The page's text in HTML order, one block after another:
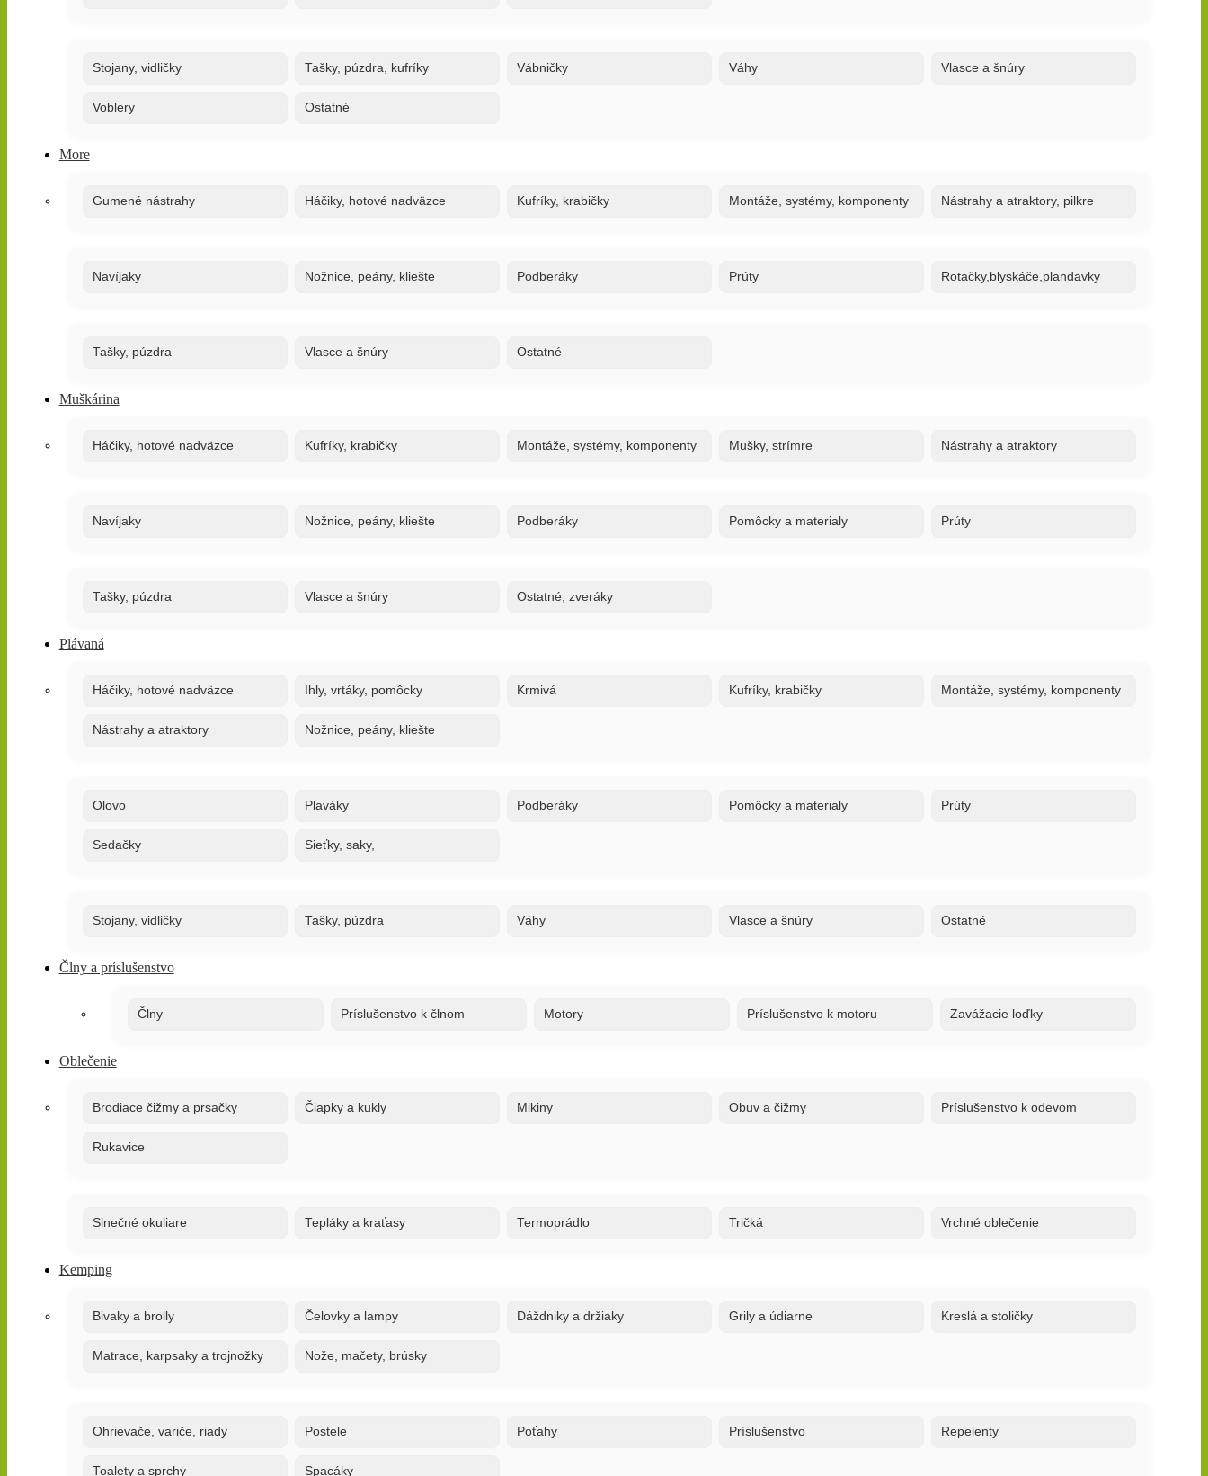
Stojany, vidličky Tašky, púzdra, kufríky Vábničky Váhy Vlasce a šnúry
Voblery Ostatné
More
Gumené nástrahy Háčiky, hotové nadväzce Kufríky, krabičky Montáže, systémy, komponenty Nástrahy a atraktory, pilkre
Navíjaky Nožnice, peány, kliešte Podberáky Prúty Rotačky,blyskáče,plandavky
Tašky, púzdra Vlasce a šnúry Ostatné
Muškárina
Háčiky, hotové nadväzce Kufríky, krabičky Montáže, systémy, komponenty Mušky, strímre Nástrahy a atraktory
Navíjaky Nožnice, peány, kliešte Podberáky Pomôcky a materialy Prúty
Tašky, púzdra Vlasce a šnúry Ostatné, zveráky
Plávaná
Háčiky, hotové nadväzce Ihly, vrtáky, pomôcky Krmivá Kufríky, krabičky Montáže, systémy, komponenty
Nástrahy a atraktory Nožnice, peány, kliešte
Olovo Plaváky Podberáky Pomôcky a materialy Prúty
Sedačky Sieťky, saky,
Stojany, vidličky Tašky, púzdra Váhy Vlasce a šnúry Ostatné
Člny a príslušenstvo
Člny Príslušenstvo k člnom Motory Príslušenstvo k motoru Zavážacie loďky
Oblečenie
Brodiace čižmy a prsačky Čiapky a kukly Mikiny Obuv a čižmy Príslušenstvo k odevom
Rukavice
Slnečné okuliare Tepláky a kraťasy Termoprádlo Tričká Vrchné oblečenie
Kemping
Bivaky a brolly Čelovky a lampy Dáždniky a držiaky Grily a údiarne Kreslá a stoličky
Matrace, karpsaky a trojnožky Nože, mačety, brúsky
Ohrievače, variče, riady Postele Poťahy Príslušenstvo Repelenty
Toalety a sprchy Spacáky